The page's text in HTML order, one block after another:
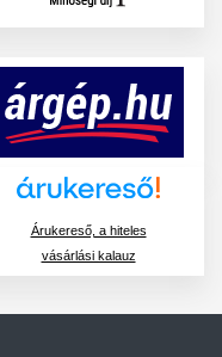
Árukereső, a hiteles
vásárlási kalauz